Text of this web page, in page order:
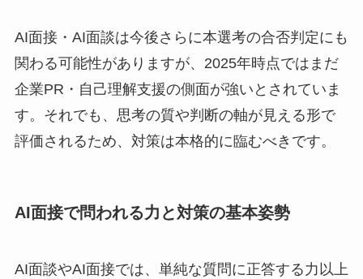
AI面接・AI面談は今後さらに本選考の合否判定にも
関わる可能性がありますが、2025年時点ではまだ
企業PR・自己理解支援の側面が強いとされていま
す。それでも、思考の質や判断の軸が見える形で
評価されるため、対策は本格的に臨むべきです。
AI面接で問われる力と対策の基本姿勢
AI面談やAI面接では、単純な質問に正答する力以上